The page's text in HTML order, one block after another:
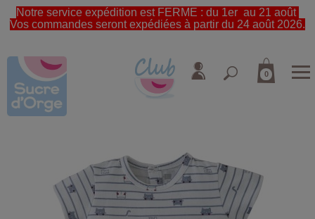
Notre service expédition est FERME : du 1er au 21 août
Vos commandes seront expédiées à partir du 24 août 2026.
0